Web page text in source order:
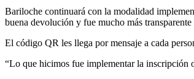
Bariloche continuará con la modalidad
buena devolución y fue mucho más
El código QR les llega por mensaje a cada
“Lo que hicimos fue implementar la inscripción